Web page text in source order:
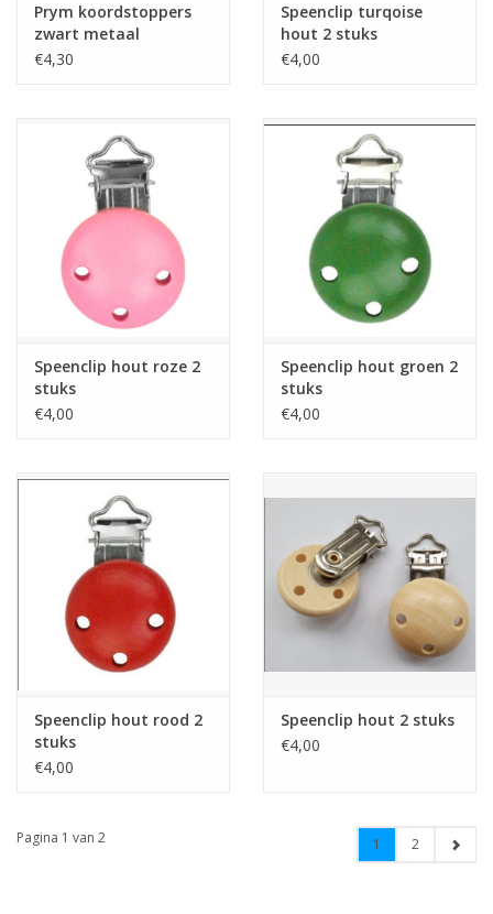
Prym koordstoppers
zwart metaal
€4,30
Speenclip turqoise
hout 2 stuks
€4,00
Speenclip hout roze 2
stuks
€4,00
Speenclip hout groen 2
stuks
€4,00
Speenclip hout rood 2
stuks
€4,00
Speenclip hout 2 stuks
€4,00
Pagina 1 van 2 1 2